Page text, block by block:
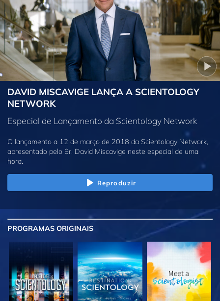
DAVID MISCAVIGE LANÇA A SCIENTOLOGY
NETWORK
Especial de Lançamento da Scientology Network
O lançamento a 12 de março de 2018 da Scientology Network,
apresentado pelo Sr. David Miscavige neste especial de uma
hora.
Reproduzir
PROGRAMAS ORIGINAIS